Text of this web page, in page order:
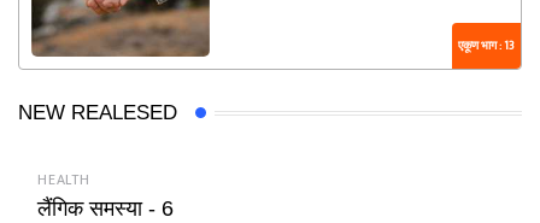
एकूण भाग : 13
NEW REALESED
HEALTH
लैंगिक समस्या - 6